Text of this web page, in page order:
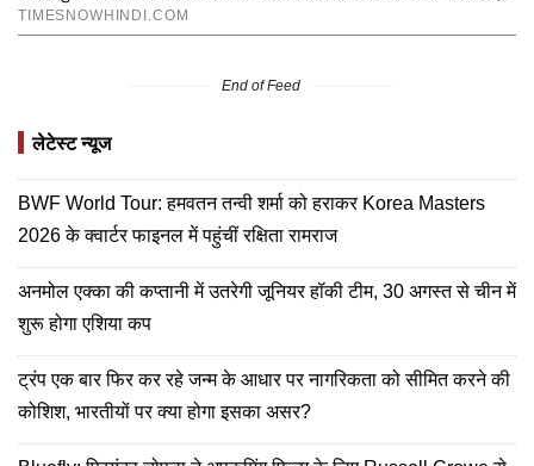
End of Feed
लेटेस्ट न्यूज
BWF World Tour: हमवतन तन्वी शर्मा को हराकर Korea Masters
2026 के क्वार्टर फाइनल में पहुंचीं रक्षिता रामराज
अनमोल एक्का की कप्तानी में उतरेगी जूनियर हॉकी टीम, 30 अगस्त से चीन में
शुरू होगा एशिया कप
ट्रंप एक बार फिर कर रहे जन्म के आधार पर नागरिकता को सीमित करने की
कोशिश, भारतीयों पर क्या होगा इसका असर?